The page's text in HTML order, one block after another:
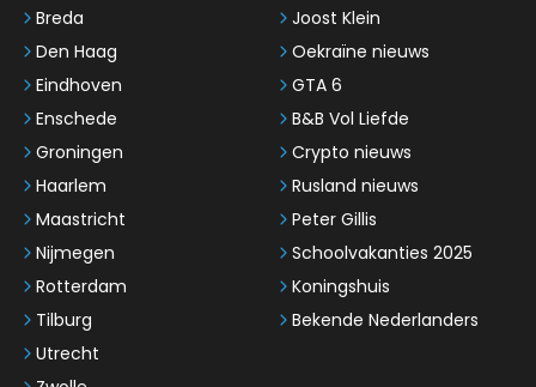
Breda
Den Haag
Eindhoven
Enschede
Groningen
Haarlem
Maastricht
Nijmegen
Rotterdam
Tilburg
Utrecht
Joost Klein
Oekraïne nieuws
GTA 6
B&B Vol Liefde
Crypto nieuws
Rusland nieuws
Peter Gillis
Schoolvakanties 2025
Koningshuis
Bekende Nederlanders